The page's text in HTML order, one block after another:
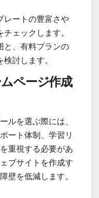
レートの豊富さや
ェックします。
と、有料プランの
討します。
ページ作成
ルを選ぶ際には、
ート体制、学習リ
重視する必要があ
ブサイトを作成す
壁を低減します。